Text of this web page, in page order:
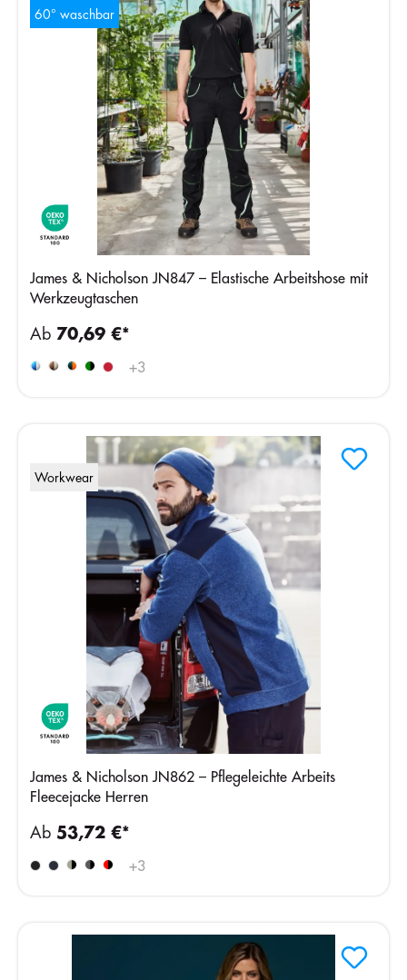
60° waschbar
James & Nicholson JN847 – Elastische Arbeitshose mit
Werkzeugtaschen
+3
Ab 70,69 €*
Workwear
James & Nicholson JN862 – Pflegeleichte Arbeits
Fleecejacke Herren
+3
Ab 53,72 €*